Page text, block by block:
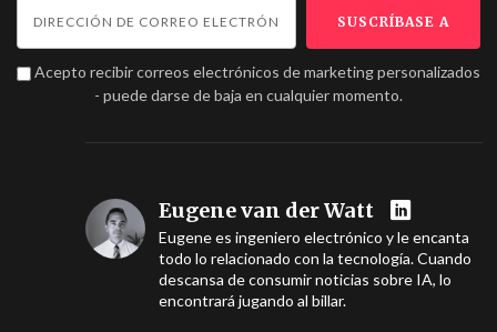
Acepto recibir correos electrónicos de marketing personalizados
- puede darse de baja en cualquier momento.
Eugene van der Watt
Eugene es ingeniero electrónico y le encanta
todo lo relacionado con la tecnología. Cuando
descansa de consumir noticias sobre IA, lo
encontrará jugando al billar.